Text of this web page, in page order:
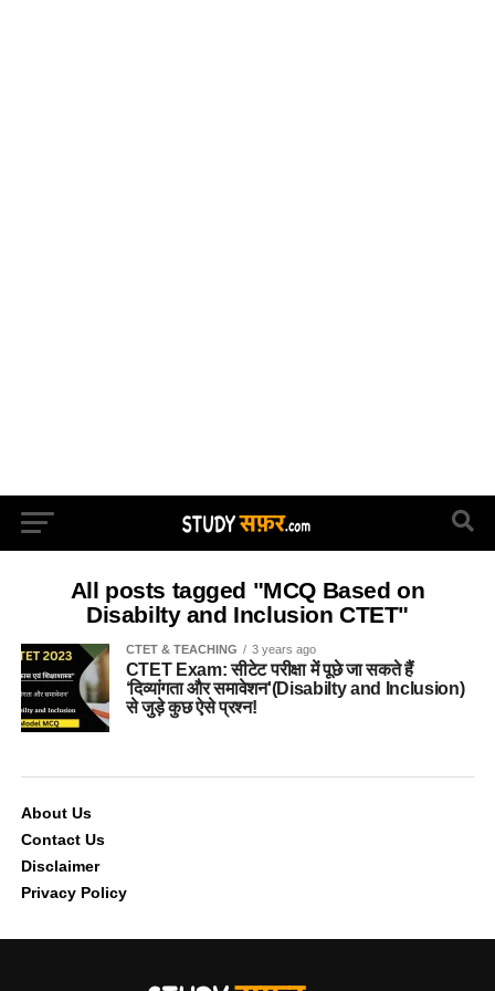
All posts tagged "MCQ Based on
Disabilty and Inclusion CTET"
CTET & TEACHING 3 years ago
CTET Exam: सीटेट परीक्षा में पूछे जा सकते हैं
‘दिव्यांगता और समावेशन'(Disabilty and Inclusion)
से जुड़े कुछ ऐसे प्रश्न!
About Us
Contact Us
Disclaimer
Privacy Policy